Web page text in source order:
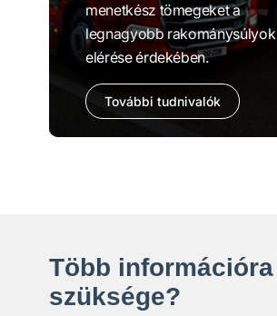
menetkész tömegeket a
legnagyobb rakománysúlyok
elérése érdekében.
További tudnivalók